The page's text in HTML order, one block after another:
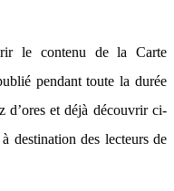
le contenu de la Carte
pendant toute la durée
et déjà découvrir ci-
destination des lecteurs de